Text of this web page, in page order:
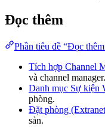
Đọc thêm
Phần tiêu đề “Đọc
Tích hợp Channel
và channel manager.
Danh mục Sự kiện
phòng.
Đặt phòng
sản.